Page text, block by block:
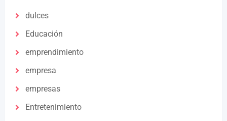
dulces
Educación
emprendimiento
empresa
empresas
Entretenimiento